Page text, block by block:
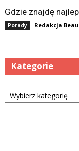
Gdzie znajdę
Porady Redakcja
Kategorie
Kategorie